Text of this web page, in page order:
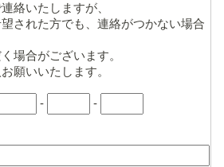
絡いたしますが、
された方でも、連絡がつかない場合
場合がございます。
願いいたします。
- -